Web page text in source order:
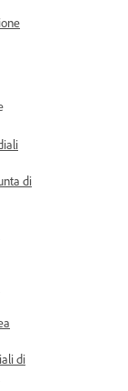
di
di